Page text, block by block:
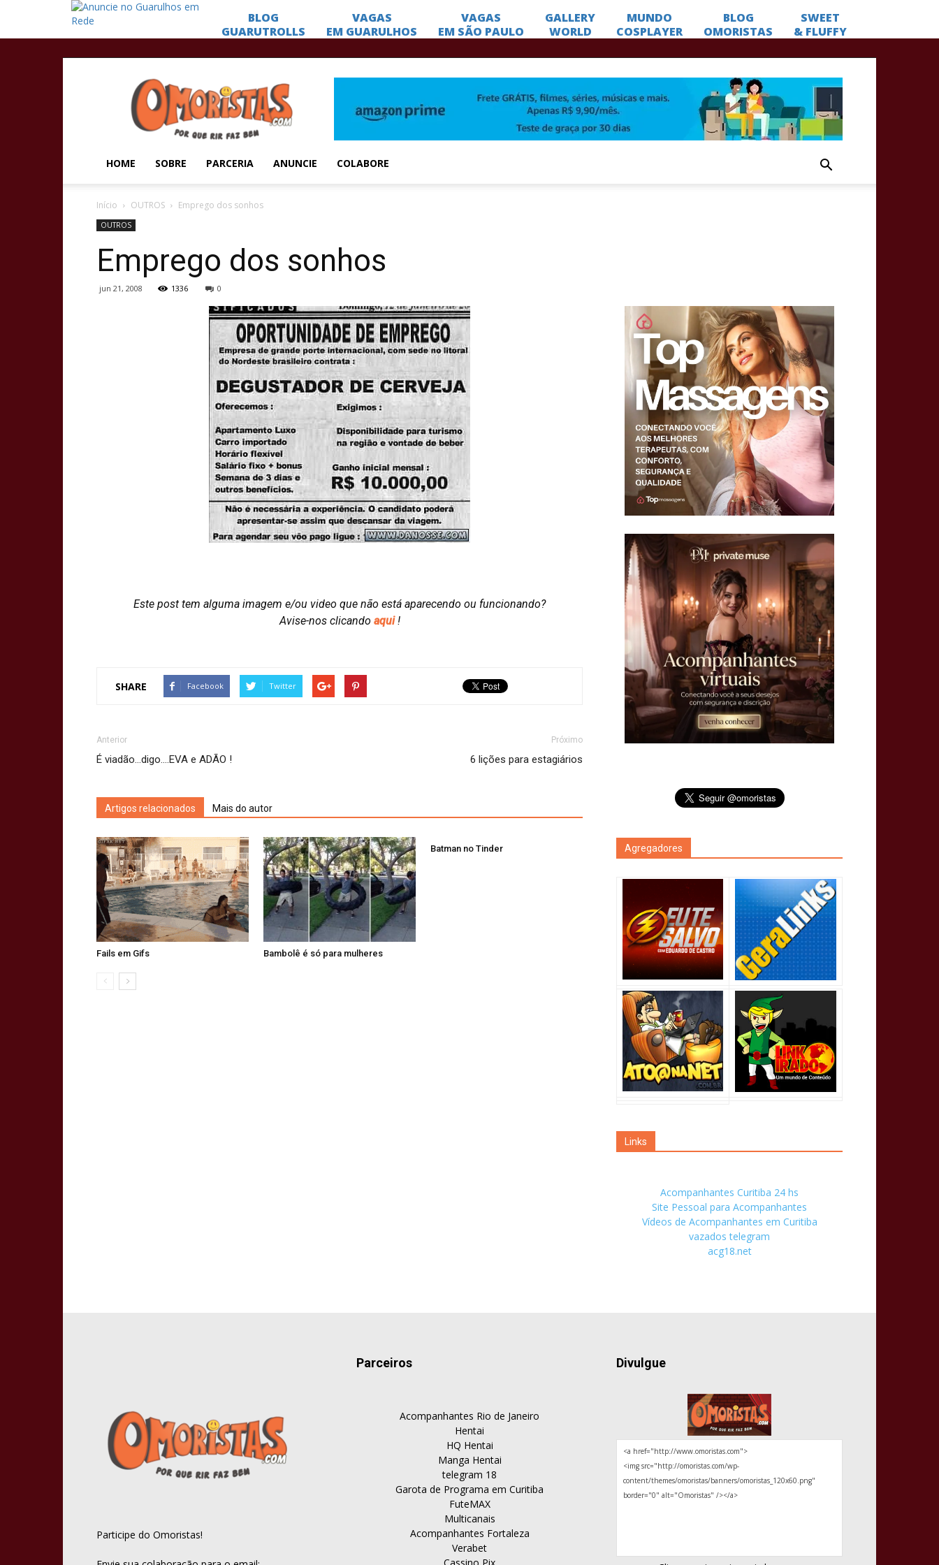
Omoristas
HOME SOBRE PARCERIA ANUNCIE COLABORE
Início OUTROS Emprego dos sonhos
OUTROS
Emprego dos sonhos
jun 21, 2008 1336 0
Este post tem alguma imagem e/ou video que não está aparecendo ou funcionando?
Avise-nos clicando aqui!
SHARE Facebook Twitter
Anterior
É viadão…digo….EVA e ADÃO !
Próximo
6 lições para estagiários
Artigos relacionados Mais do autor
Fails em Gifs Bambolê é só para mulheres
Batman no Tinder Agregadores
Links
Acompanhantes Curitiba 24 hs
Site Pessoal para Acompanhantes
Vídeos de Acompanhantes em Curitiba
vazados telegram
acg18.net
Participe do Omoristas!
Parceiros
Acompanhantes Rio de Janeiro
Hentai
HQ Hentai
Manga Hentai
telegram 18
Garota de Programa em Curitiba
FuteMAX
Multicanais
Acompanhantes Fortaleza
Verabet
Divulgue